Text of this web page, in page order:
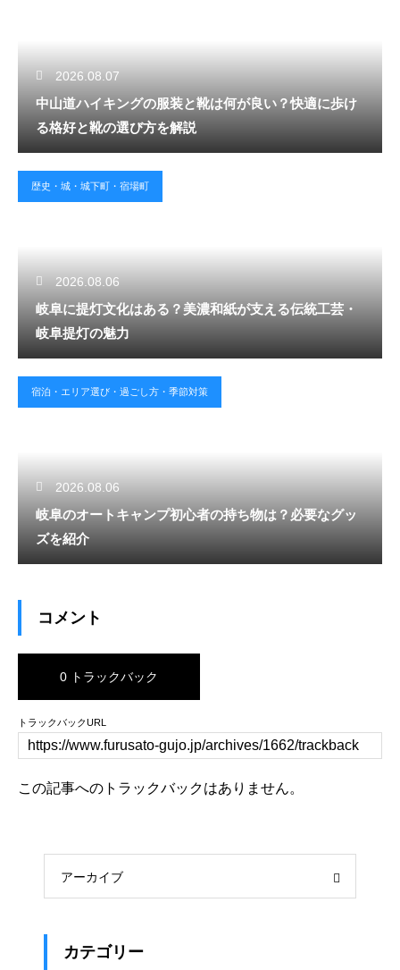
2026.08.07
中山道ハイキングの服装と靴は何が良い？快適に歩け
る格好と靴の選び方を解説
歴史・城・城下町・宿場町
2026.08.06
岐阜に提灯文化はある？美濃和紙が支える伝統工芸・
岐阜提灯の魅力
宿泊・エリア選び・過ごし方・季節対策
2026.08.06
岐阜のオートキャンプ初心者の持ち物は？必要なグッ
ズを紹介
コメント
0 トラックバック
トラックバックURL
この記事へのトラックバックはありません。
アーカイブ
カテゴリー